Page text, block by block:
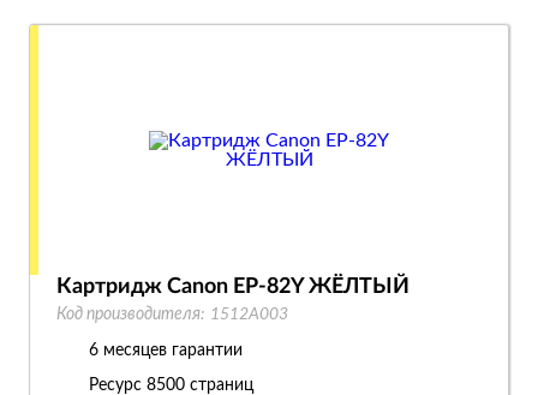
Картридж Canon EP-82Y ЖЁЛТЫЙ
Код производителя: 1512A003
6 месяцев гарантии
Ресурс 8500 страниц